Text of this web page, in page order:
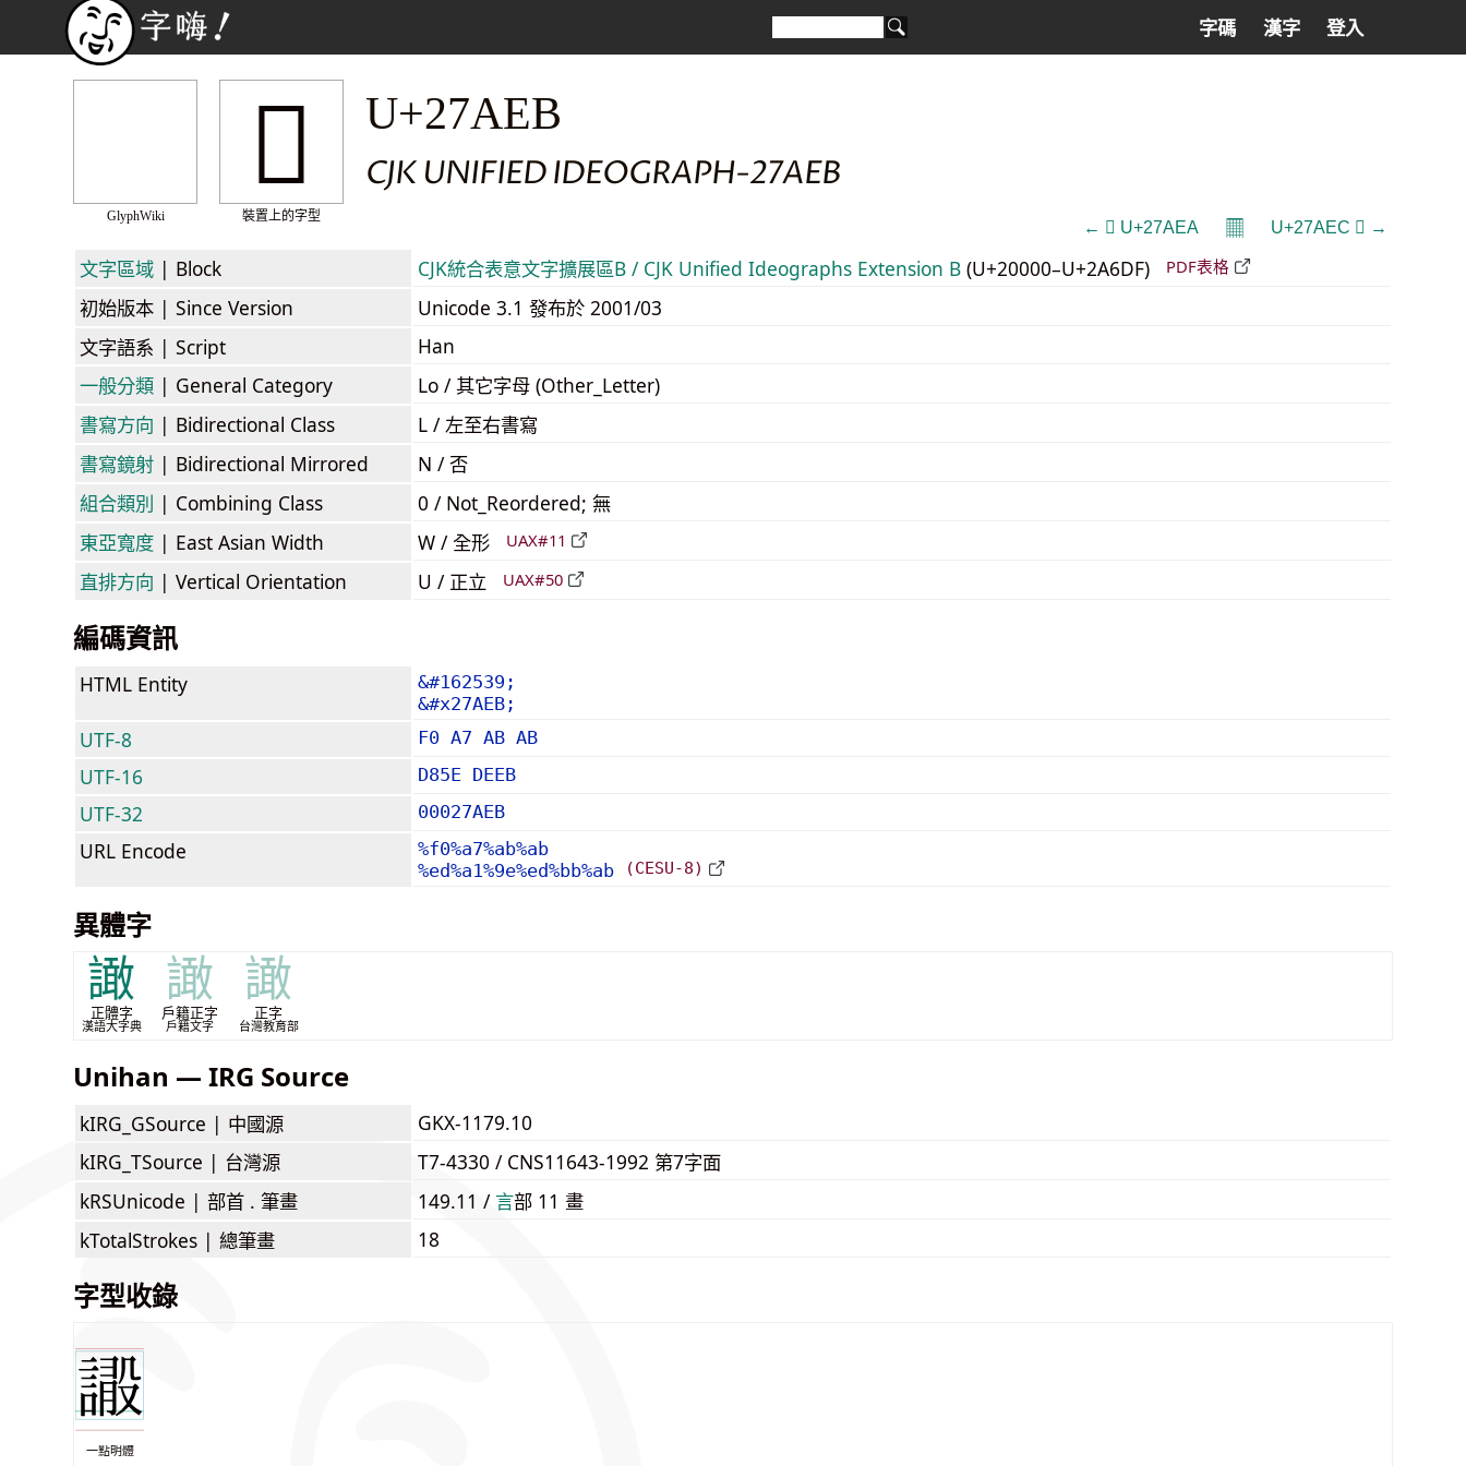
字碼 漢字 登入
GlyphWiki
𧫫
裝置上的字型
U+27AEB
CJK UNIFIED IDEOGRAPH-27AEB
← 𧫪 U+27AEA 𝄜 U+27AEC 𧫬 →
文字區域 | Block CJK統合表意文字擴展區B / CJK Unified Ideographs Extension B (U+20000–U+2A6DF) PDF表格
初始版本 | Since Version
Unicode 3.1 發布於 2001/03
文字語系 | Script
Han
一般分類 | General Category
Lo / 其它字母 (Other_Letter)
書寫方向 | Bidirectional Class
L / 左至右書寫
書寫鏡射 | Bidirectional Mirrored
N / 否
組合類別 | Combining Class
0 / Not_Reordered; 無
東亞寬度 | East Asian Width W / 全形 UAX#11
直排方向 | Vertical Orientation U / 正立 UAX#50
編碼資訊
HTML Entity
&#162539;
&#x27AEB;
UTF-8 F0 A7 AB AB
UTF-16 D85E DEEB
UTF-32 00027AEB
URL Encode
%f0%a7%ab%ab
%ed%a1%9e%ed%bb%ab
(CESU-8)
異體字
譀
正體字
漢語大字典
譀
戶籍正字
戶籍文字
譀
正字
台灣教育部
Unihan — IRG Source
kIRG_GSource | 中國源
GKX-1179.10
kIRG_TSource | 台灣源
T7-4330 / CNS11643-1992 第7字面
kRSUnicode | 部首 . 筆畫 149.11 / ⾔部 11 畫
kTotalStrokes | 總筆畫 18
字型收錄
一點明體